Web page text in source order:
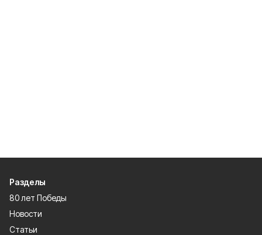
Разделы
80 лет Победы
Новости
Статьи